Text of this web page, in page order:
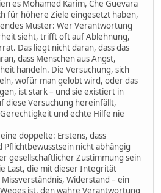
es Mohamed Karim, Che Guevara
für höhere Ziele eingesetzt haben,
Muster: Wer Verantwortung
sieht, trifft oft auf Ablehnung,
Das liegt nicht daran, dass das
dass Menschen aus Angst,
handeln. Die Versuchung, sich
wofür man gelobt wird, oder das
ist stark – und sie existiert in
diese Versuchung hereinfällt,
und echte Hilfe nie
doppelte: Erstens, dass
nicht abhängig
gesellschaftlicher Zustimmung sein
Last, die mit dieser Integrität
Widerstand – ein